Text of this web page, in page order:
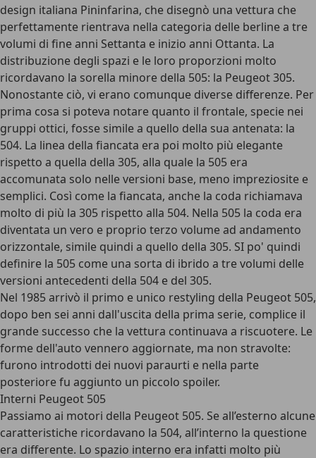
design italiana Pininfarina, che disegnò una vettura che
perfettamente rientrava nella categoria delle berline a tre
volumi di fine anni Settanta e inizio anni Ottanta. La
distribuzione degli spazi e le loro proporzioni molto
ricordavano la sorella minore della 505: la Peugeot 305.
Nonostante ciò, vi erano comunque diverse differenze. Per
prima cosa si poteva notare quanto il frontale, specie nei
gruppi ottici, fosse simile a quello della sua antenata: la
504. La linea della fiancata era poi molto più elegante
rispetto a quella della 305, alla quale la 505 era
accomunata solo nelle versioni base, meno impreziosite e
semplici. Così come la fiancata, anche la coda richiamava
molto di più la 305 rispetto alla 504. Nella 505 la coda era
diventata un vero e proprio terzo volume ad andamento
orizzontale, simile quindi a quello della 305. SI po' quindi
definire la 505 come una sorta di ibrido a tre volumi delle
versioni antecedenti della 504 e del 305.
Nel 1985 arrivò il primo e unico restyling della Peugeot 505,
dopo ben sei anni dall'uscita della prima serie, complice il
grande successo che la vettura continuava a riscuotere. Le
forme dell'auto vennero aggiornate, ma non stravolte:
furono introdotti dei nuovi paraurti e nella parte
posteriore fu aggiunto un piccolo spoiler.
Interni Peugeot 505
Passiamo ai motori della Peugeot 505. Se all’esterno alcune
caratteristiche ricordavano la 504, all’interno la questione
era differente. Lo spazio interno era infatti molto più